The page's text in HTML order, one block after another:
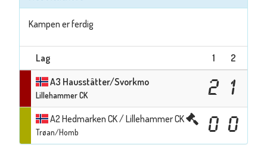
Kampen er ferdig
Lag 1 2
A3 Hausstâtter/Svorkmo
Lillehammer CK 2 1
A2 Hedmarken CK / Lillehammer CK
Trøan/Homb 0 0